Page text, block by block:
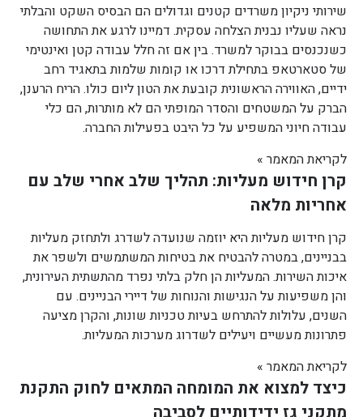
שירותי ניקיון משרדים קטנים וגדולים הם הבסיס השקט והבלתי
נראה שעליו נבנית הצלחה עסקית. דמיינו לרגע את התחושה
כשנכנסים בבוקר למשרד. בין אם זה חלל עבודה קטן ואינטימי
של סטארטאפ בתחילת דרכו או קומות שלמות בתאגיד רחב
ידיים, האווירה הראשונית קובעת את הטון ליום כולו. הריח הרענן,
הברק על המשטחים והסדר המופתי הם לא מותרות, הם כלי
עבודה חיוני המשפיע על כל היבט בפעילות החברה.
לקריאת המאמר »
קרן חידוש מעליות: תהליך שלב אחרי שלב עם
אחריות מלאה
קרן חידוש מעליות היא יוזמה שנועדה לשדרג ולתחזק מעליות
בבניינים, במטרה להבטיח את בטיחות המשתמשים ולשפר את
איכות השירות. המעליות הן חלק בלתי נפרד מהתשתית העירונית,
והן משפיעות על הנגישות והנוחות של דיירי הבניינים. עם
השנים, עלולות להתרחש בעיות טכניות שונות, והקרן מציעה
פתרונות מעשיים ויעילים לשדרוג מערכות המעליות.
לקריאת המאמר »
כיצד למצוא את המומחה המתאים לחוק התקנת